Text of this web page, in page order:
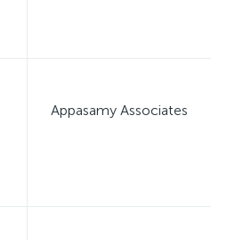
Appasamy Associates